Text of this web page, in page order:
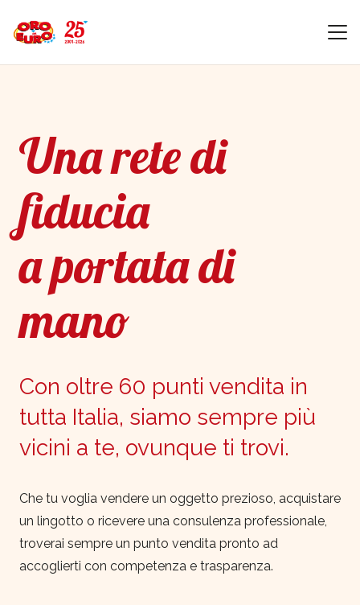
Una rete di
fiducia
a portata di
mano
Con oltre 60 punti vendita in
tutta Italia, siamo sempre più
vicini a te, ovunque ti trovi.
Che tu voglia vendere un oggetto prezioso, acquistare
un lingotto o ricevere una consulenza professionale,
troverai sempre un punto vendita pronto ad
accoglierti con competenza e trasparenza.